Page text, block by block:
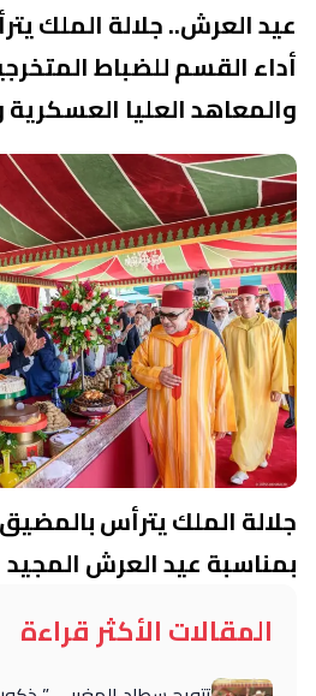
عيد العرش.. جلالة الملك
أداء القسم للضباط
والمعاهد العليا
جلالة الملك يترأس
بمناسبة عيد العرش المجيد
المقالات الأكثر قراءة